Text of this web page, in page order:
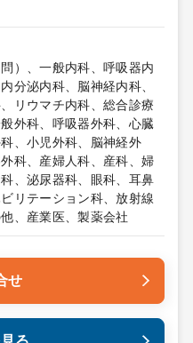
）、一般内科、呼吸器内
分泌内科、脳神経内科、
リウマチ内科、総合診療
外科、呼吸器外科、心臓
、小児外科、脳神経外
科、産婦人科、産科、婦
、泌尿器科、眼科、耳鼻
リテーション科、放射線
、産業医、製薬会社
せ